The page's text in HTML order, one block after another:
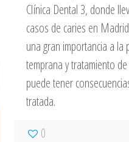
Clínica Dental 3, donde
casos de caries en
una gran importancia a la
temprana y tratamiento
puede tener
tratada.
0